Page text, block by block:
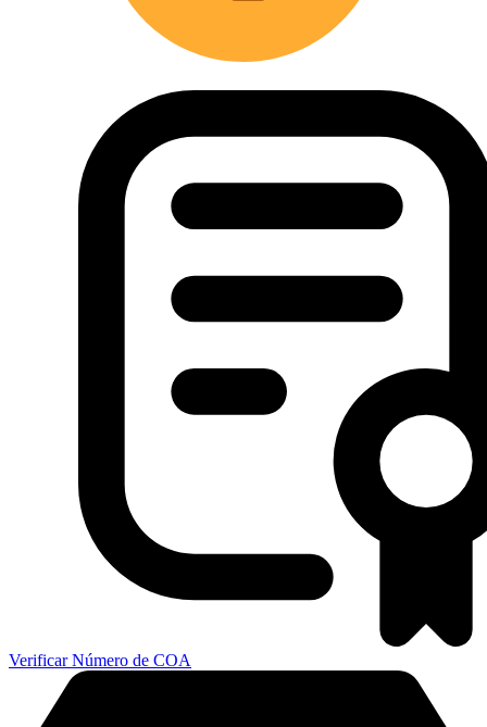
Verificar Número de COA